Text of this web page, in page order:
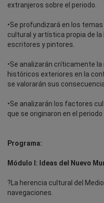
extranjeros sobre el periodo.
•Se profundizará en los
cultural y artística propia de
escritores y pintores.
•Se analizarán críticamente
históricos exteriores en la
se valorarán sus
•Se analizarán los factores
que se originaron en el periodo
Programa:
Módulo I: Ideas del Nuevo
?La herencia cultural del
navegaciones.